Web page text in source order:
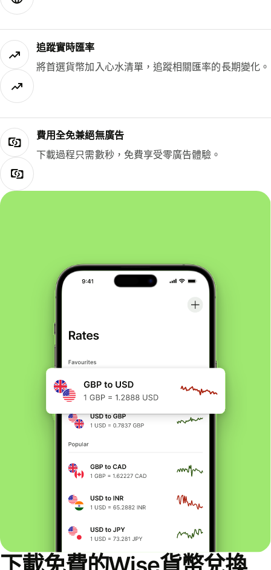
追蹤實時匯率
將首選貨幣加入心水清單，追蹤相關匯率的長期變化。
費用全免兼絕無廣告
下載過程只需數秒，免費享受零廣告體驗。